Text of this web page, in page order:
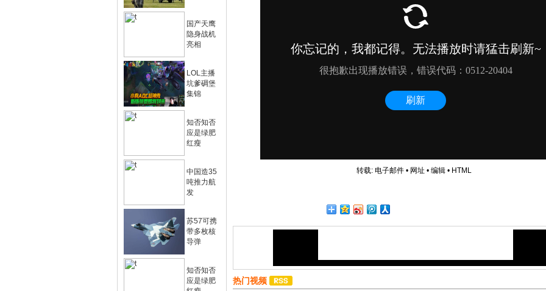
国产天鹰
隐身战机
亮相
LOL主播
坑爹碉堡
集锦
知否知否
应是绿肥
红瘦
中国造35
吨推力航
发
苏57可携
带多枚核
导弹
知否知否
应是绿肥
转载: 电子邮件• 网址 • 编辑• HTML
热门视频